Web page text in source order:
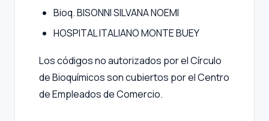
Bioq. BISONNI SILVANA NOEMI
HOSPITAL ITALIANO MONTE BUEY
Los códigos no autorizados por el Círculo
de Bioquímicos son cubiertos por el Centro
de Empleados de Comercio.